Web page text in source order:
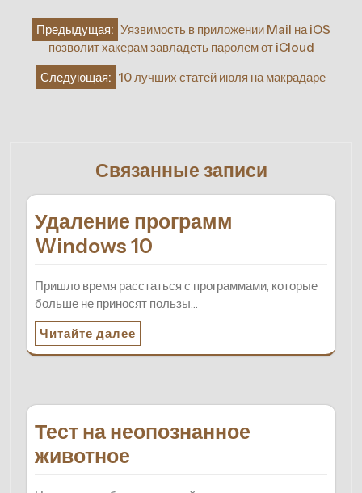
Навигация
по
записям
Предыдущая: Уязвимость в приложении Mail на iOS
позволит хакерам завладеть паролем от iCloud
Следующая: 10 лучших статей июля на макрадаре
Связанные записи
Удаление программ
Windows 10
Пришло время расстаться с программами, которые
больше не приносят пользы…
Читайте далее
Тест на неопознанное
животное